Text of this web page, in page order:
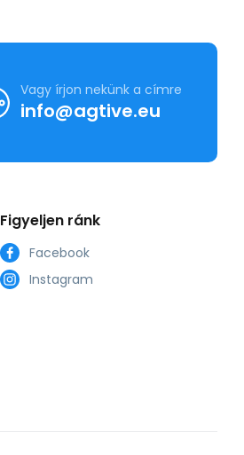
Vagy írjon nekünk a címre
info@agtive.eu
Figyeljen ránk
Facebook
Instagram